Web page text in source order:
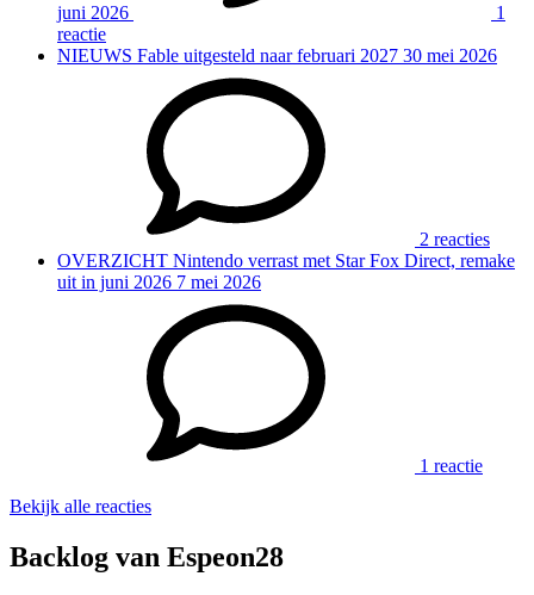
juni 2026
1
reactie
NIEUWS Fable uitgesteld naar februari 2027 30 mei 2026
2 reacties
OVERZICHT Nintendo verrast met Star Fox Direct, remake
uit in juni 2026 7 mei 2026
1 reactie
Bekijk alle reacties
Backlog van Espeon28